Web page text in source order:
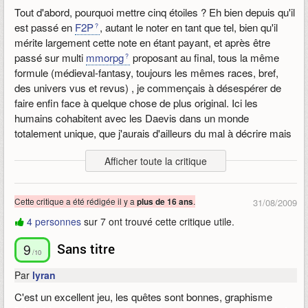
le plus stylé !
Pour ce qui est du contenu in game... Je n'ai pas encore était
assez loin mais à première vue vous aurez de quoi faire durant
de longues heures. Une bonne centaine quoi ^^
Bref si vous chercher quelque chose de différent, entièrement
Gratuit et novateur : Ne cherchez plus !
Publié le 10/09/2009 07:30, modifié le 10/09/2009 14:06
Tout d'abord, pourquoi mettre cinq étoiles ? Eh bien depuis qu'il
est passé en F2P , autant le noter en tant que tel, bien qu'il
mérite largement cette note en étant payant, et après être
passé sur multi mmorpg
proposant au final, tous la même
formule (médieval-fantasy, toujours les mêmes races, bref,
des univers vus et revus) , je commençais à désespérer de
faire enfin face à quelque chose de plus original. Ici les
humains cohabitent avec les Daevis dans un monde
totalement unique, que j'aurais d'ailleurs du mal à décrire mais
qui me fait beaucoup penser à L'étrange noël de Mr Jack de
Tim Burton, sombre, une ambiance particulière, tout pour nous
jeux, ici il n'en est rien, c'est plutôt fluide.
Toujours avec l'ambiance, mention spéciale pour les sons,
musiques, et bruitages qui nous font un peu plonger dans cet
univers insolite, grâce à cela, on s'y croit vraiment : )
Ici, on customise son personnage dès le début, en choisissant
son armure, ses tatouages, son visage, sa couleur, tout y est.
La particularité viens du fait qu'il n'y a pas de statistiques liées
Afficher toute la critique
31/08/2009
Cette critique a été rédigée il y a plus de 16 ans.
4 personnes sur 7 ont trouvé cette critique utile.
9 /10 Sans titre
Par lyran
C'est un excellent jeu, les quêtes sont bonnes, graphisme